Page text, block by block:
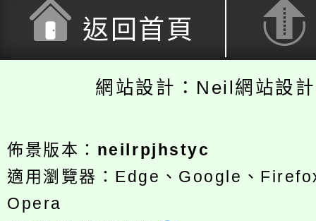
返回首頁
網站設計：Neil網站設
佈景版本： neilrpjhstyc
適用瀏覽器：Edge、Google、
Opera